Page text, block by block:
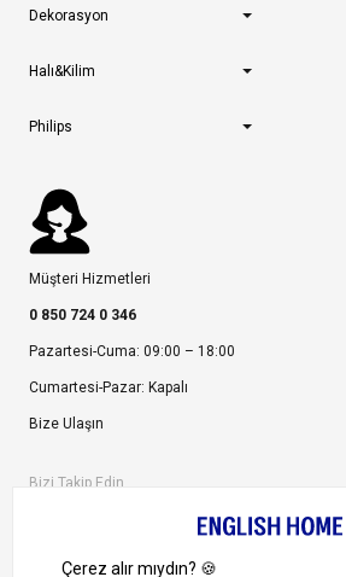
Dekorasyon
Halı&Kilim
Philips
Müşteri Hizmetleri
0 850 724 0 346
Pazartesi-Cuma: 09:00 – 18:00
Cumartesi-Pazar: Kapalı
Bize Ulaşın
Bizi Takip Edin